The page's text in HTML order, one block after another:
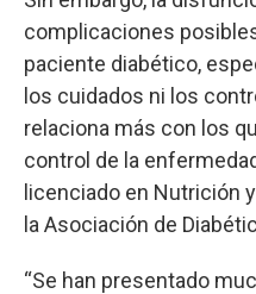
complicaciones
paciente diabético,
los cuidados ni los
relaciona más con los
control de la
licenciado en Nutrición
la Asociación de
“Se han presentado